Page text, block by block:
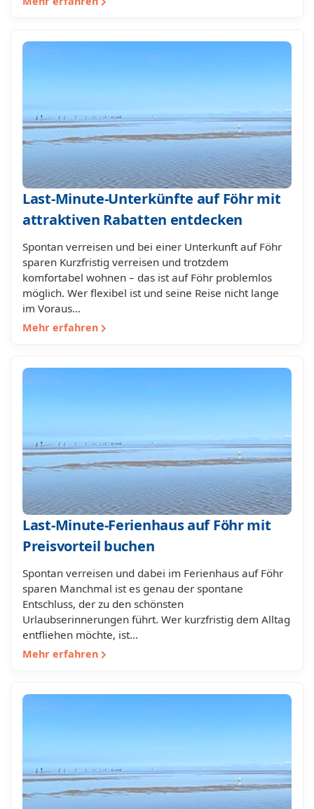
Last-Minute-Unterkünfte auf Föhr mit
attraktiven Rabatten entdecken
Spontan verreisen und bei einer Unterkunft auf Föhr
sparen Kurzfristig verreisen und trotzdem
komfortabel wohnen – das ist auf Föhr problemlos
möglich. Wer flexibel ist und seine Reise nicht lange
im Voraus…
Mehr erfahren
Last-Minute-Ferienhaus auf Föhr mit
Preisvorteil buchen
Spontan verreisen und dabei im Ferienhaus auf Föhr
sparen Manchmal ist es genau der spontane
Entschluss, der zu den schönsten
Urlaubserinnerungen führt. Wer kurzfristig dem Alltag
entfliehen möchte, ist…
Mehr erfahren